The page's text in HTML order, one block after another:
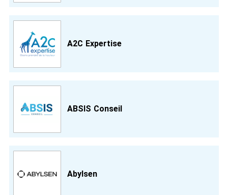
A2C Expertise
ABSIS Conseil
Abylsen